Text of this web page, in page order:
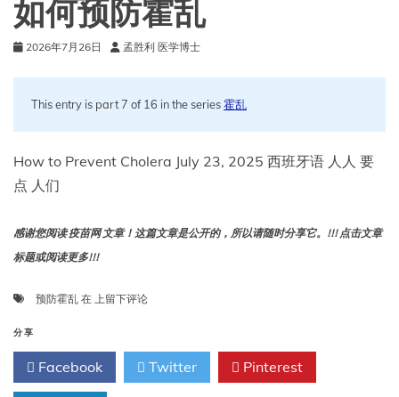
如何预防霍乱
2026年7月26日 孟胜利 医学博士
This entry is part 7 of 16 in the series霍乱
How to Prevent Cholera July 23, 2025 西班牙语 人人 要
点 人们
感谢您阅读 疫苗网 文章！这篇文章是公开的，所以请随时分享它。!!! 点击文章
标题或阅读更多!!!
预防霍乱 在 如
防
霍
乱
上留下评论
分享
Facebook Twitter Pinterest